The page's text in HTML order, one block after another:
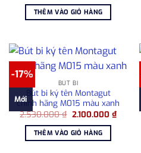
là:
4.950.000 ₫.
THÊM VÀO GIỎ HÀNG
-17%
Mới
BÚT BI
Bút bi ký tên Montagut
chính hãng M015 màu xanh
2.530.000₫ Giá
là:
2.530.000 ₫.
2.100.000 ₫Giá
hiện
THÊM VÀO GIỎ HÀNG